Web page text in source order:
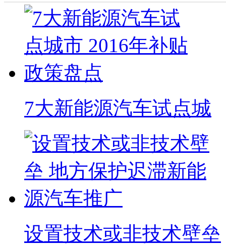
7大新能源汽车试点城
设置技术或非技术壁垒